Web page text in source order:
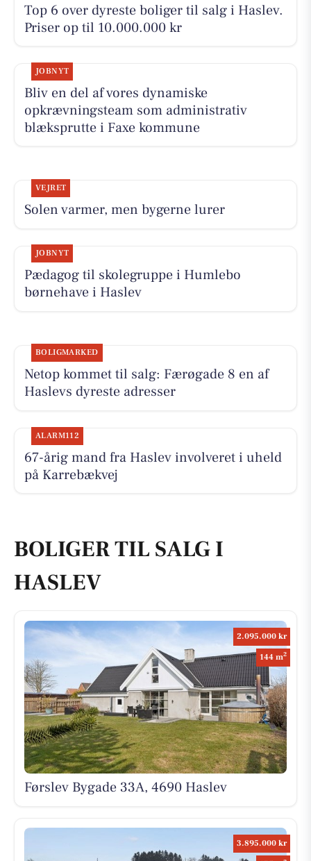
Top 6 over dyreste boliger til salg i Haslev.
Priser op til 10.000.000 kr
JOBNYT
Bliv en del af vores dynamiske
opkrævningsteam som administrativ
blæksprutte i Faxe kommune
VEJRET
Solen varmer, men bygerne lurer
JOBNYT
Pædagog til skolegruppe i Humlebo
børnehave i Haslev
BOLIGMARKED
Netop kommet til salg: Færøgade 8 en af
Haslevs dyreste adresser
ALARM112
67-årig mand fra Haslev involveret i uheld
på Karrebækvej
BOLIGER TIL SALG I
HASLEV
2.095.000 kr
144 m2
Førslev Bygade 33A, 4690 Haslev
3.895.000 kr